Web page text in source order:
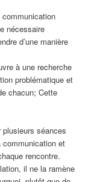
communication
nécessaire
d’une manière
à une recherche
problématique et
chacun; Cette
séances
et
rencontre.
il ne la ramène